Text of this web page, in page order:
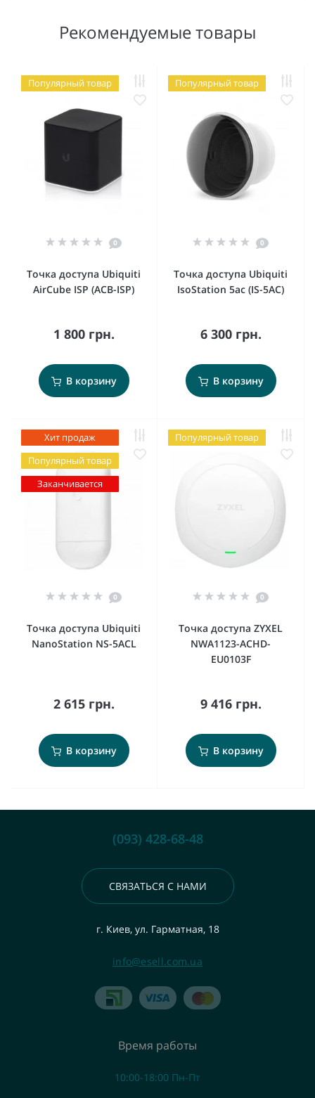
Рекомендуемые товары
Популярный товар
0
Точка доступа Ubiquiti
AirCube ISP (ACB-ISP)
1 800 грн.
В корзину
Популярный товар
0
Точка доступа Ubiquiti
IsoStation 5ac (IS-5AC)
6 300 грн.
В корзину
Хит продаж
Популярный товар
Заканчивается
0
Точка доступа Ubiquiti
NanoStation NS-5ACL
2 615 грн.
В корзину
Популярный товар
0
Точка доступа ZYXEL
NWA1123-ACHD-
EU0103F
9 416 грн.
В корзину
(093) 428-68-48
СВЯЗАТЬСЯ С НАМИ
г. Киев, ул. Гарматная, 18
info@esell.com.ua
Время работы
10:00-18:00 Пн-Пт